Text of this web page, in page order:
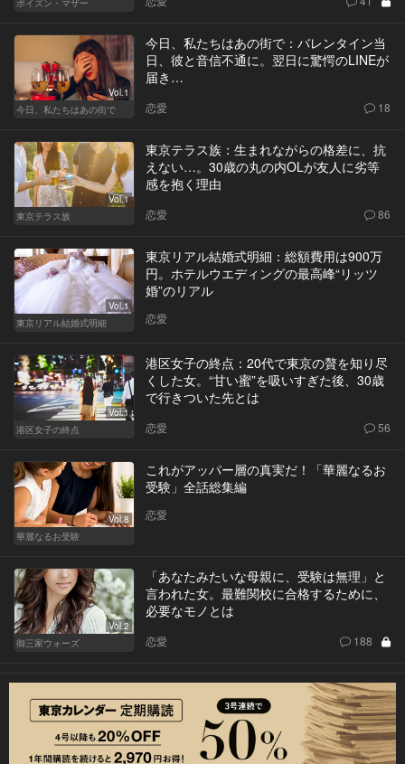
ポイズン・マザー
Vol.1
今日、私たちはあの街で
今日、私たちはあの街で：バレンタイン当
日、彼と音信不通に。翌日に驚愕のLINEが
届き…
恋愛 18
Vol.1
東京テラス族
東京テラス族：生まれながらの格差に、抗
えない…。30歳の丸の内OLが友人に劣等
感を抱く理由
恋愛 86
Vol.1
東京リアル結婚式明細
東京リアル結婚式明細：総額費用は900万
円。ホテルウエディングの最高峰“リッツ
婚”のリアル
恋愛
Vol.1
港区女子の終点
港区女子の終点：20代で東京の贅を知り尽
くした女。“甘い蜜”を吸いすぎた後、30歳
で行きついた先とは
恋愛 56
Vol.8
華麗なるお受験
これがアッパー層の真実だ！「華麗なるお
受験」全話総集編
恋愛
Vol.2
御三家ウォーズ
「あなたみたいな母親に、受験は無理」と
言われた女。最難関校に合格するために、
必要なモノとは
恋愛 188